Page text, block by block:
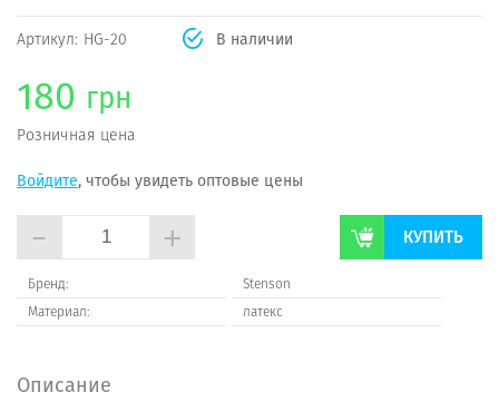
Артикул: HG-20 В наличии
180 грн
Розничная цена
Войдите, чтобы увидеть оптовые цены
- + КУПИТЬ
Бренд:
Stenson
Материал:
латекс
Описание